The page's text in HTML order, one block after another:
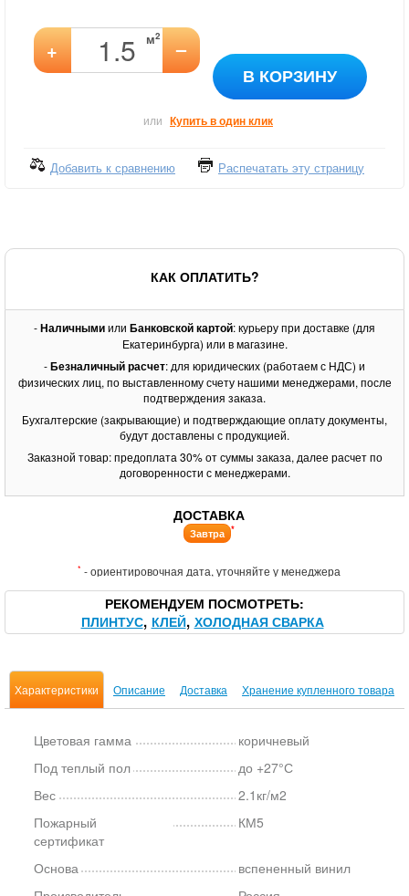
+ м2 –
В КОРЗИНУ
или Купить в один клик
Добавить к сравнению Распечатать эту страницу
КАК ОПЛАТИТЬ?
-Наличнымиили Банковской картой: курьеру при доставке (для
Екатеринбурга) или в магазине.
-Безналичный расчет: для юридических (работаем с НДС) и
физических лиц, по выставленному счету нашими менеджерами, после
подтверждения заказа.
Бухгалтерские (закрывающие) и подтверждающие оплату документы,
будут доставлены с продукцией.
Заказной товар: предоплата 30% от суммы заказа, далее расчет по
договоренности с менеджерами.
ДОСТАВКА
Завтра *
* - ориентировочная дата, уточняйте у менеджера
РЕКОМЕНДУЕМ ПОСМОТРЕТЬ
ПЛИНТУС КЛЕЙ ХОЛОДНАЯ СВАРКА
Характеристики Описание Доставка Хранение купленного товара
Цветовая гамма
коричневый
Под теплый пол
до +27°С
Вес
2.1кг/м2
Пожарный
сертификат
КМ5
Основа
вспененный винил